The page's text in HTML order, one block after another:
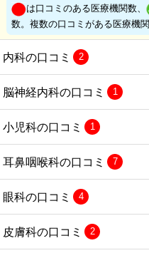
は口コミのある医療機関数、
数。複数の口コミがある医療機関
内科の口コミ 2
脳神経内科の口コミ 1
小児科の口コミ 1
耳鼻咽喉科の口コミ 7
眼科の口コミ 4
皮膚科の口コミ 2